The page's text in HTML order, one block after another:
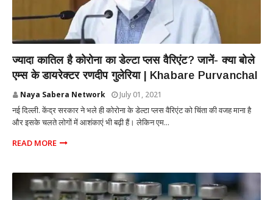
ज्यादा कातिल है कोरोना का डेल्टा प्लस वैरिएंट? जानें- क्या बोले
एम्स के डायरेक्टर रणदीप गुलेरिया | Khabare Purvanchal
Naya Sabera Network July 01, 2021
नई दिल्ली. केंद्र सरकार ने भले ही कोरोना के डेल्टा प्लस वैरिएंट को चिंता की वजह माना है
और इसके चलते लोगों में आशंकाएं भी बढ़ी हैं। लेकिन एम...
READ MORE